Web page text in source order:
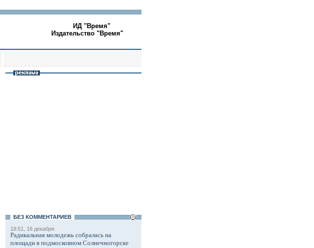
ИД "Время"
Издательство "Время"
БЕЗ КОМMЕНТАРИЕВ
18:51, 16 декабря
Радикальная молодежь собралась на
площади в подмосковном Солнечногорске